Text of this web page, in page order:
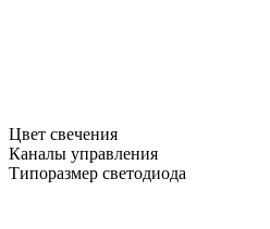
Цвет свечения
Каналы управления
Типоразмер светодиода